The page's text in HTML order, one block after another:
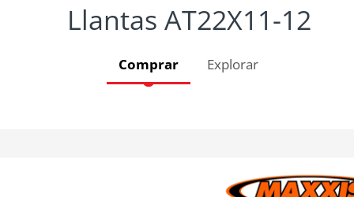
Llantas AT22X11-12
Comprar Explorar